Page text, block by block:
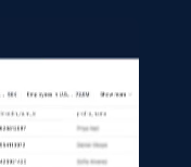
今すぐ購入